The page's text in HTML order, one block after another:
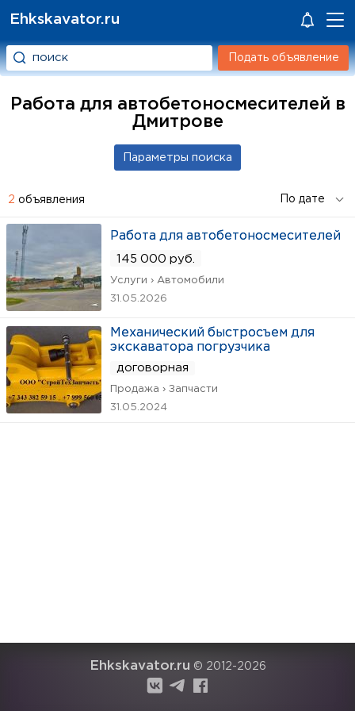
Ehkskavator.ru
Подать объявление
Работа для автобетоносмесителей в
Дмитрове
2 объявления
Работа для автобетоносмесителей
145 000 руб.
Услуги › Автомобили
31.05.2026
Механический быстросъем для
экскаватора погрузчика
договорная
Продажа › Запчасти
31.05.2024
Ehkskavator.ru © 2012-2026